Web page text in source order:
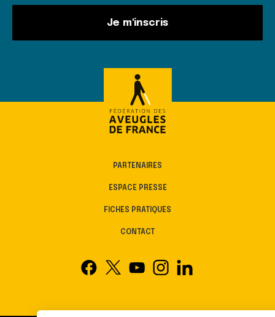
Je m'inscris
PARTENAIRES
ESPACE PRESSE
FICHES PRATIQUES
CONTACT